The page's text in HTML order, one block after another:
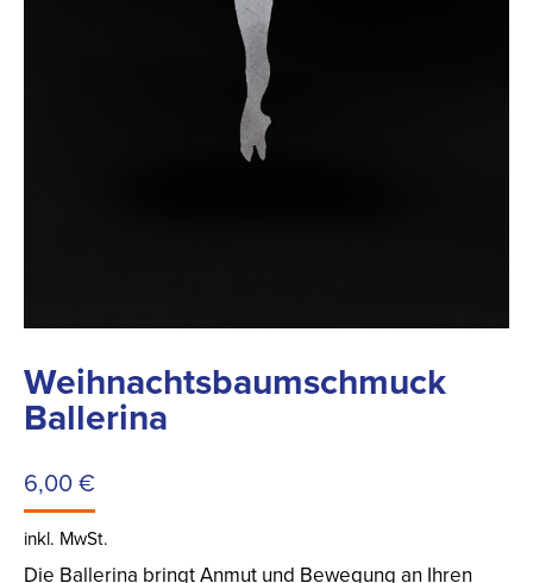
Weihnachtsbaumschmuck
Ballerina
6,00€
inkl. MwSt.
Die Ballerina bringt Anmut und Bewegung an Ihren